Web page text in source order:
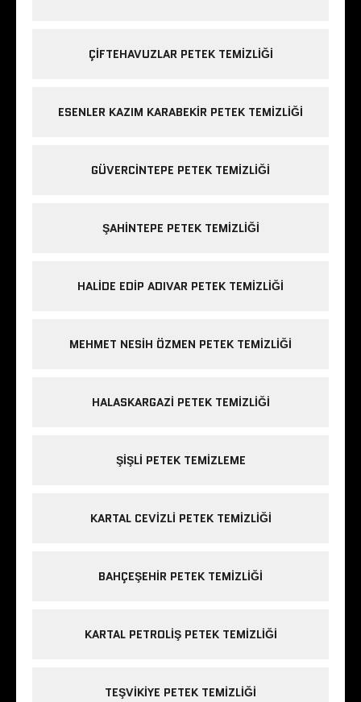
ÇIFTEHAVUZLAR PETEK TEMIZLIĞI
ESENLER KAZIM KARABEKIR PETEK TEMIZLIĞI
GÜVERCINTEPE PETEK TEMIZLIĞI
ŞAHINTEPE PETEK TEMIZLIĞI
HALIDE EDIP ADIVAR PETEK TEMIZLIĞI
MEHMET NESIH ÖZMEN PETEK TEMIZLIĞI
HALASKARGAZI PETEK TEMIZLIĞI
ŞIŞLI PETEK TEMIZLEME
KARTAL CEVIZLI PETEK TEMIZLIĞI
BAHÇEŞEHIR PETEK TEMIZLIĞI
KARTAL PETROLIŞ PETEK TEMIZLIĞI
TEŞVIKIYE PETEK TEMIZLIĞI